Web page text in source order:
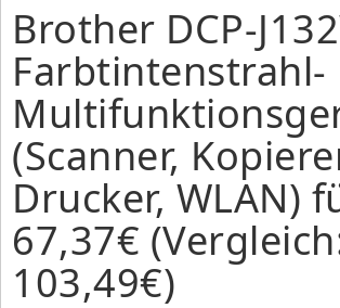
Brother DCP-
Farbtintenstrahl-
(Scanner,
Drucker, WLAN)
67,37€
103,49€)